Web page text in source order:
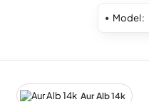
Model:
Aur Alb 14k